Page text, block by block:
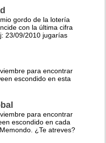
gordo de la lotería
con la última cifra
23/09/2010 jugarías
para encontrar
escondido en esta
para encontrar
escondido en cada
¿Te atreves?